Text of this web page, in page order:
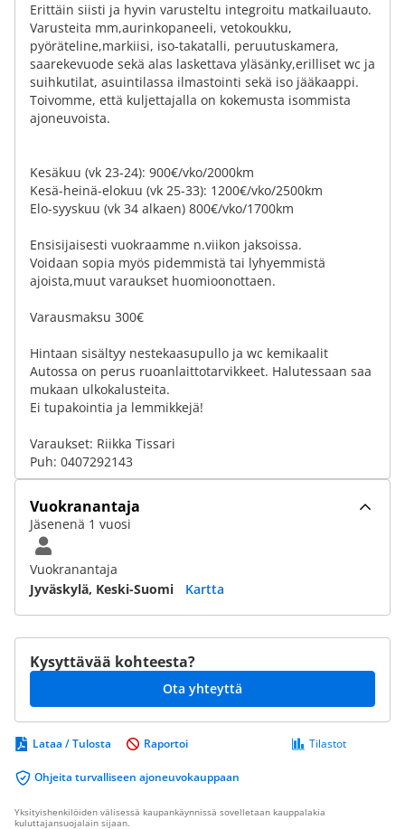
Erittäin siisti ja hyvin varusteltu integroitu matkailuauto.
Varusteita mm,aurinkopaneeli, vetokoukku,
pyöräteline,markiisi, iso-takatalli, peruutuskamera,
saarekevuode sekä alas laskettava yläsänky,erilliset wc ja
suihkutilat, asuintilassa ilmastointi sekä iso jääkaappi.
Toivomme, että kuljettajalla on kokemusta isommista
ajoneuvoista.
Kesäkuu (vk 23-24): 900€/vko/2000km
Kesä-heinä-elokuu (vk 25-33): 1200€/vko/2500km
Elo-syyskuu (vk 34 alkaen) 800€/vko/1700km
Ensisijaisesti vuokraamme n.viikon jaksoissa.
Voidaan sopia myös pidemmistä tai lyhyemmistä
ajoista,muut varaukset huomioonottaen.
Varausmaksu 300€
Hintaan sisältyy nestekaasupullo ja wc kemikaalit
Autossa on perus ruoanlaittotarvikkeet. Halutessaan saa
mukaan ulkokalusteita.
Ei tupakointia ja lemmikkejä!
Varaukset: Riikka Tissari
Puh: 0407292143
Vuokranantaja
Jäsenenä 1 vuosi
Vuokranantaja
Jyväskylä, Keski-Suomi
Kartta
Kysyttävää kohteesta?
Ota yhteyttä
Lataa / Tulosta
Ohjeita turvalliseen ajoneuvokauppaan
Tilastot
Raportoi
Yksityishenkilöiden välisessä kaupankäynnissä sovelletaan kauppalakia
kuluttajansuojalain sijaan.